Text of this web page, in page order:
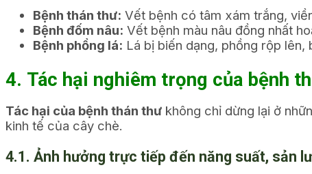
Bệnh thán thư: Vết bệnh có tâm xám trắng,
Bệnh đốm nâu: Vết bệnh màu nâu đồng nhất
Bệnh phồng lá: Lá bị biến dạng, phồng rộp
4. Tác hại nghiêm trọng của bệnh
Tác hại của bệnh thán thư không chỉ dừng lại ở
kinh tế của cây chè.
4.1. Ảnh hưởng trực tiếp đến năng suất, sản